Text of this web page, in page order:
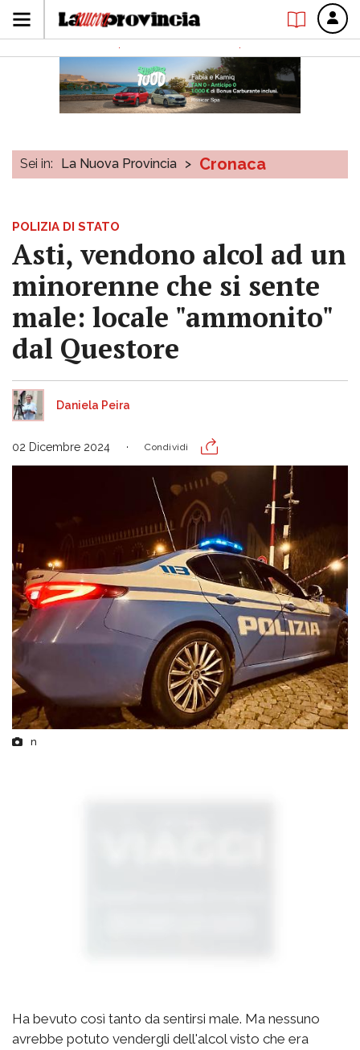
Sei in: La Nuova Provincia > Cronaca
POLIZIA DI STATO
Asti, vendono alcol ad un
minorenne che si sente
male: locale "ammonito"
dal Questore
Daniela Peira
02 Dicembre 2024 Condividi
n
Ha bevuto così tanto da sentirsi male. Ma nessuno
avrebbe potuto vendergli dell'alcol visto che era